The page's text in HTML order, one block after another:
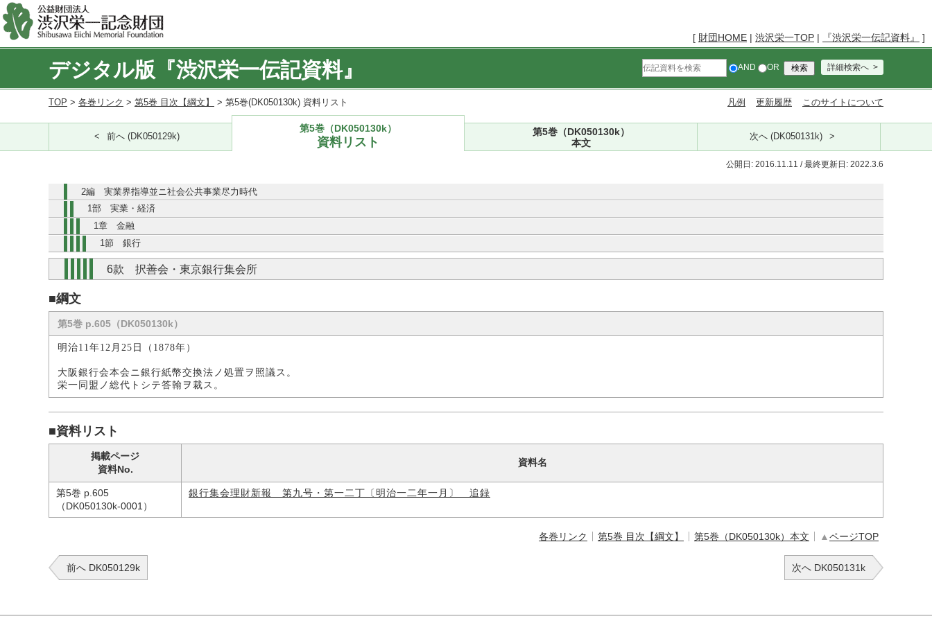
[ 財団HOME | 渋沢栄一TOP | 『渋沢栄一伝記資料』 ]
デジタル版『渋沢栄一伝記資料』 AND OR 詳細検索へ
TOP > 各巻リンク > 第5巻 目次【綱文】 > 第5巻(DK050130k) 資料リスト 凡例 更新履歴 このサイトについて
前へ (DK050129k)
第5巻（DK050130k）
資料リスト
第5巻（DK050130k）
本文
次へ (DK050131k)
公開日: 2016.11.11 / 最終更新日: 2022.3.6
2編 実業界指導並ニ社会公共事業尽力時代
1部 実業・経済
1章 金融
1節 銀行
6款 択善会・東京銀行集会所
■綱文
第5巻 p.605（DK050130k）
明治11年12月25日（1878年）
大阪銀行会本会ニ銀行紙幣交換法ノ処置ヲ照議ス。
栄一同盟ノ総代トシテ答翰ヲ裁ス。
■資料リスト
掲載ページ
資料No.
資料名
第5巻 p.605
（DK050130k-0001）
銀行集会理財新報 第九号・第一二丁〔明治一二年一月〕 追録
各巻リンク 第5巻 目次【綱文】 第5巻（DK050130k）本文 ▲ページTOP
前へ DK050129k 次へ DK050131k